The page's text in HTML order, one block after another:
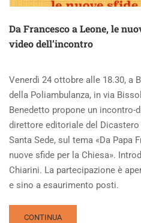
Da Francesco a Leone, le
video dell’incontro
Venerdì 24 ottobre alle 18.30, a
della Poliambulanza, in via
Benedetto propone un incontro-
direttore editoriale del
Santa Sede, sul tema «Da Papa
nuove sfide per la Chiesa».
Chiarini. La partecipazione è
e sino a esaurimento posti.
READ
CONTINUA